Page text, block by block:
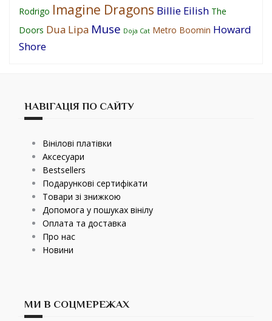
Rodrigo Imagine Dragons Billie Eilish The
Doors Dua Lipa Muse Doja Cat Metro Boomin Howard
Shore
НАВІГАЦІЯ ПО САЙТУ
Вінілові платівки
Аксесуари
Bestsellers
Подарункові сертифікати
Товари зі знижкою
Допомога у пошуках вінілу
Оплата та доставка
Про нас
Новини
МИ В СОЦМЕРЕЖАХ